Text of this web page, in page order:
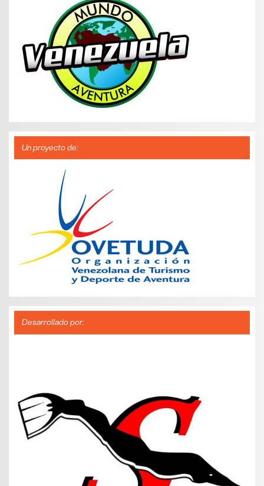
Un proyecto de:
Desarrollado por: